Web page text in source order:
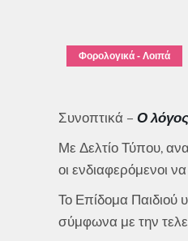
Φορολογικά - Λοιπά
Συνοπτικά – Ο
Με Δελτίο Τύπου,
οι ενδιαφερόμενοι
Το Επίδομα Παιδιού
σύμφωνα με την